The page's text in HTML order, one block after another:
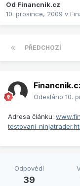
Od Financnik.cz
10. prosince, 2009 v
PŘEDCHOZÍ
Odesláno 10.
Adresa článku:
testovani-
Odpovědí
39